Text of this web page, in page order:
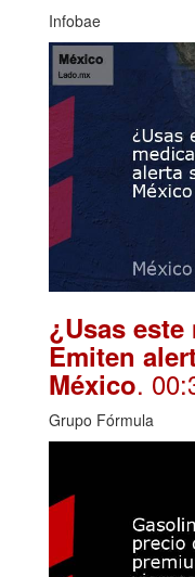
Infobae
¿Usas
Emiten
México.
Grupo Fórmula